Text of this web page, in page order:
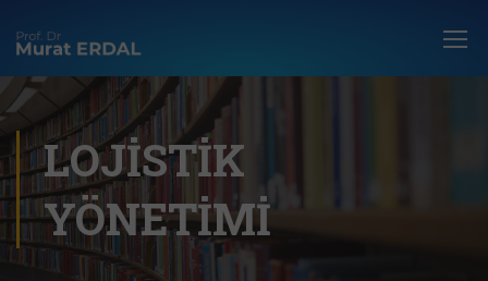
LOJISTIK
YÖNETIMI